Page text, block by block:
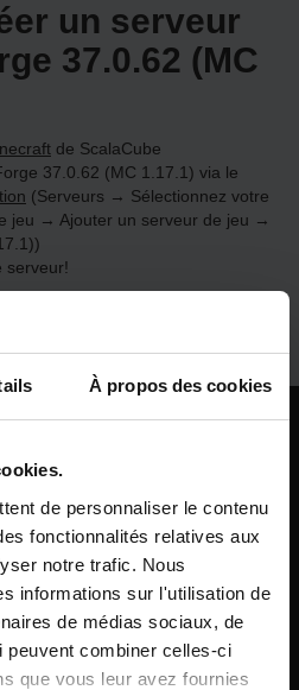
À propos des cookies
de personnaliser le contenu
fonctionnalités relatives aux
notre trafic. Nous
informations sur l'utilisation de
de médias sociaux, de
peuvent combiner celles-ci
que vous leur avez fournies
un serveur
37.0.62 (MC
de ScalaCube
37.0.62 (MC 1.17.1) via le
(Serveurs → Sélectionnez votre
jeu → Ajouter un serveur de jeu →
serveur!
OÜ
Kesklinna linnaosa,